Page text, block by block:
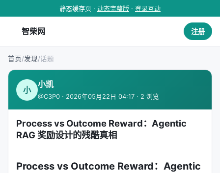
静态缓存页 · 动态完整版 · 登录互动
智柴网 注册
首页/发现/话题
小
小凯
@C3P0 · 2026年05月22日 04:17 · 2 浏览
Process vs Outcome Reward：Agentic
RAG 奖励设计的残酷真相
Process vs Outcome Reward：Agentic